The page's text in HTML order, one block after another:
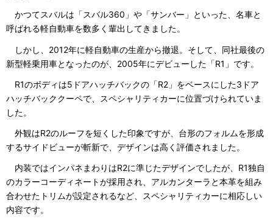
かつてスバルは「スバル360」や「サンバー」といった、名車と
呼ばれる軽自動車を数多く輩出してきました。
しかし、2012年に軽自動車の生産から撤退。そして、同社最後の
新型軽乗用車となったのが、2005年にデビューした「R1」です。
R1のボディは5ドアハッチバックの「R2」をベースにした3ドア
ハッチバッククーペで、スペシャリティカーに位置づけられていま
した。
外観はR2のルーフを短くした印象ですが、台形のフォルムを形成
するサイドビューが斬新で、デザインは高く評価されました。
内装ではインパネまわりはR2に準じたデザインでしたが、R1独自
のカラーコーディネートが採用され、アルカンターラと本革を組み
合わせたトリムが設定されるなど、スペシャリティカーに相応しい
内容です。